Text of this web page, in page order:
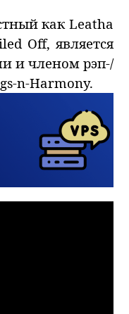
как Leatha
Off, является
и членом рэп-/
n-Harmony.